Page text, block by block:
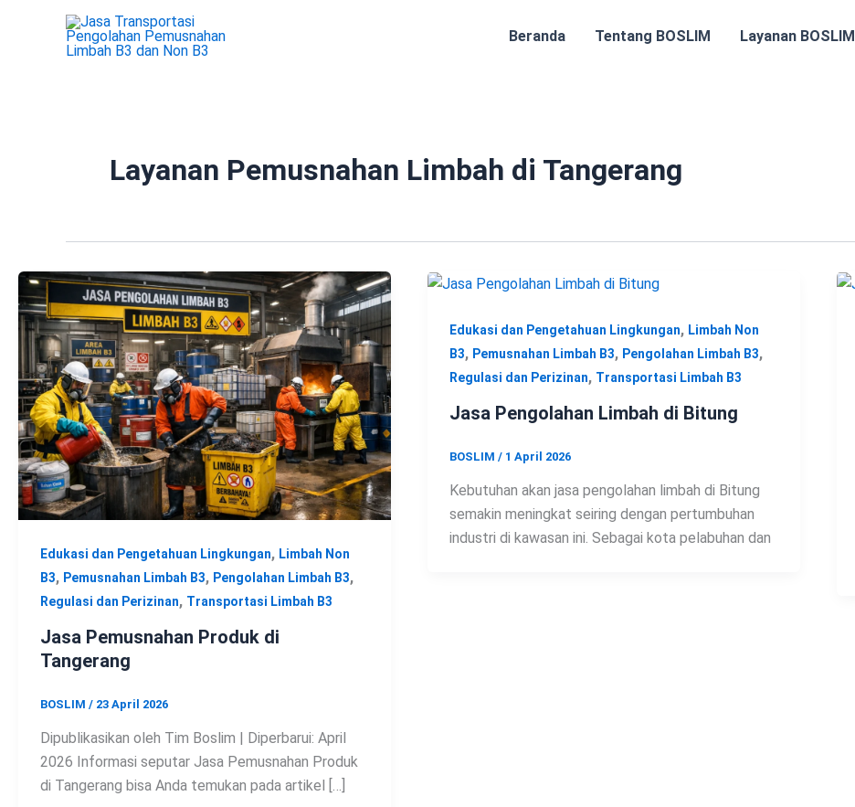
Beranda Tentang BOSLIM Layanan BOSLIM
Layanan Pemusnahan Limbah di Tangerang
Edukasi dan Pengetahuan Lingkungan, Limbah Non
B3, Pemusnahan Limbah B3, Pengolahan Limbah B3,
Regulasi dan Perizinan, Transportasi Limbah B3
Jasa Pemusnahan Produk di
Tangerang
BOSLIM / 23 April 2026
Dipublikasikan oleh Tim Boslim | Diperbarui: April
2026 Informasi seputar Jasa Pemusnahan Produk
di Tangerang bisa Anda temukan pada artikel […]
Edukasi dan Pengetahuan Lingkungan, Limbah Non
B3, Pemusnahan Limbah B3, Pengolahan Limbah B3,
Regulasi dan Perizinan, Transportasi Limbah B3
Jasa Pengolahan Limbah di Bitung
BOSLIM / 1 April 2026
Kebutuhan akan jasa pengolahan limbah di Bitung
semakin meningkat seiring dengan pertumbuhan
industri di kawasan ini. Sebagai kota pelabuhan dan